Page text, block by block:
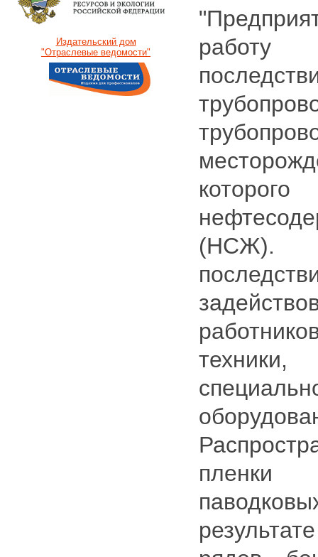
Издательский дом
"Отраслевые ведомости"
работу
(НСЖ).
пленки